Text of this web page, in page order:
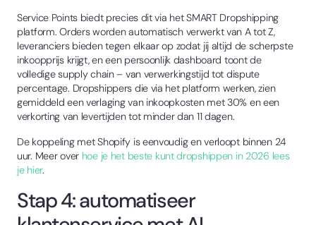
Service Points biedt precies dit via het SMART Dropshipping
platform. Orders worden automatisch verwerkt van A tot Z,
leveranciers bieden tegen elkaar op zodat jij altijd de scherpste
inkoopprijs krijgt, en een persoonlijk dashboard toont de
volledige supply chain – van verwerkingstijd tot dispute
percentage. Dropshippers die via het platform werken, zien
gemiddeld een verlaging van inkoopkosten met 30% en een
verkorting van levertijden tot minder dan 11 dagen.
De koppeling met Shopify is eenvoudig en verloopt binnen 24
uur. Meer over hoe je het beste kunt dropshippen in 2026 lees
je hier.
Stap 4: automatiseer